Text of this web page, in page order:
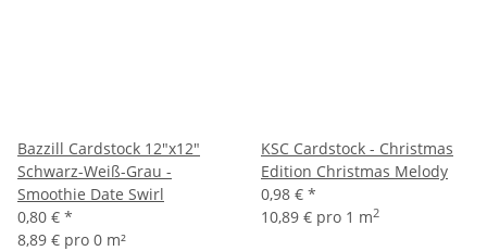
Bazzill Cardstock 12"x12"
Schwarz-Weiß-Grau -
Smoothie Date Swirl
0,80 € *
8,89 € pro 0 m²
KSC Cardstock - Christmas
Edition Christmas Melody
0,98 € *
10,89 € pro 1 m2